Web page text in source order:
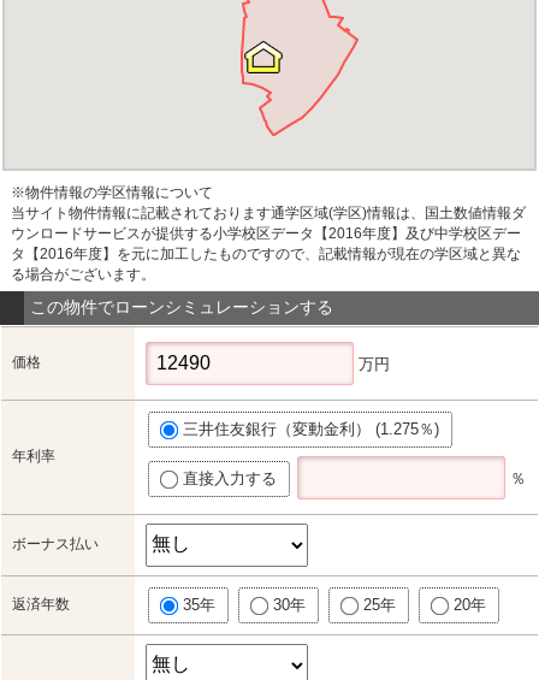
※物件情報の学区情報について
当サイト物件情報に記載されております通学区域(学区)情報は、国土数値情報ダ
ウンロードサービスが提供する小学校区データ【2016年度】及び中学校区デー
タ【2016年度】を元に加工したものですので、記載情報が現在の学区域と異な
る場合がございます。
この物件でローンシミュレーションする
価格 万円
年利率
三井住友銀行（変動金利） (1.275％)
直接入力する ％
ボーナス払い
返済年数 35年 30年 25年 20年